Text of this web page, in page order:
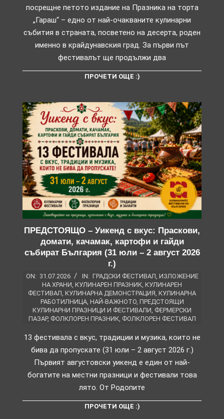
посрещне петото издание на Празника на торта
„Гараш“ – едно от най-очакваните кулинарни
събития в страната, посветено на десерта, роден
именно в крайдунавския град. За първи път
фестивалът ще продължи два
ПРОЧЕТИ ОЩЕ :)
ПРЕДСТОЯЩО – Уикенд с вкус: Праскови,
домати, качамак, картофи и гайди
събират България (31 юли – 2 август 2026
г.)
ON: 31.07.2026 IN: ГРАДСКИ ФЕСТИВАЛ, ИЗЛОЖЕНИЕ
НА ХРАНИ, КУЛИНАРЕН ПРАЗНИК, КУЛИНАРЕН
ФЕСТИВАЛ, КУЛИНАРНА ДЕМОНСТРАЦИЯ, КУЛИНАРНА
РАБОТИЛНИЦА, НАЙ-ВАЖНОТО, ПРЕДСТОЯЩИ
КУЛИНАРНИ ПРАЗНИЦИ И ФЕСТИВАЛИ, ФЕРМЕРСКИ
ПАЗАР, ФОЛКЛОРЕН ПРАЗНИК, ФОЛКЛОРЕН ФЕСТИВАЛ
13 фестивала с вкус, традиции и музика, които не
бива да пропускате (31 юли – 2 август 2026 г.)
Първият августовски уикенд е един от най-
богатите на местни празници и фестивали това
лято. От Родопите
ПРОЧЕТИ ОЩЕ :)